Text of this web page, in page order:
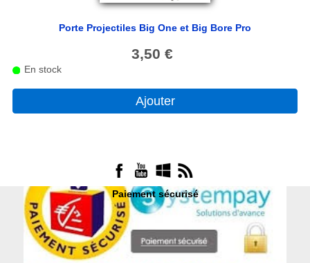
Porte Projectiles Big One et Big Bore Pro
3,50 €
En stock
Ajouter
Paiement sécurisé